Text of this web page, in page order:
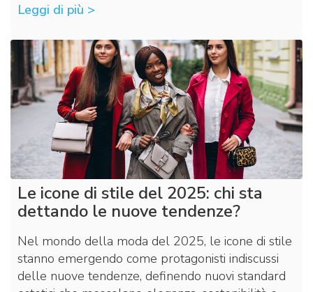
Leggi di più >
Le icone di stile del 2025: chi sta
dettando le nuove tendenze?
Nel mondo della moda del 2025, le icone di stile
stanno emergendo come protagonisti indiscussi
delle nuove tendenze, definendo nuovi standard